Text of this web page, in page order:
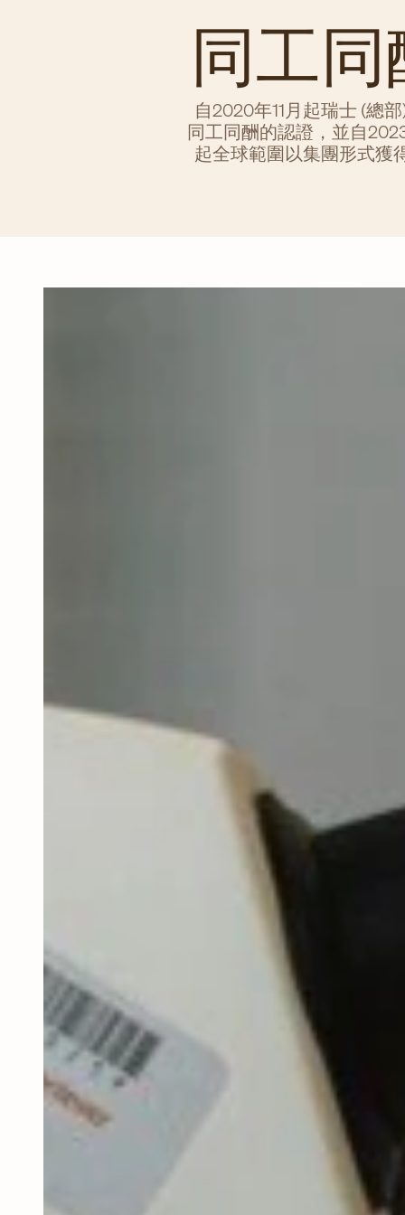
同工
自2020年11月起瑞士 (總
同工同酬的認證，並自
起全球範圍以集團形式獲